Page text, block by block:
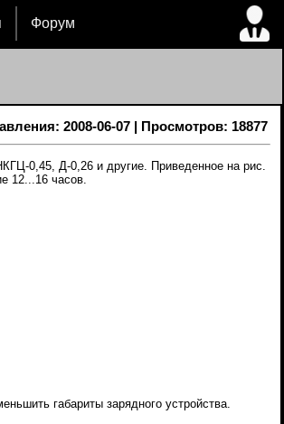
Форум
2008-06-07 | Просмотров: 18877
0,45, Д-0,26 и другие. Приведенное на рис.
12...16 часов.
габариты зарядного устройства.